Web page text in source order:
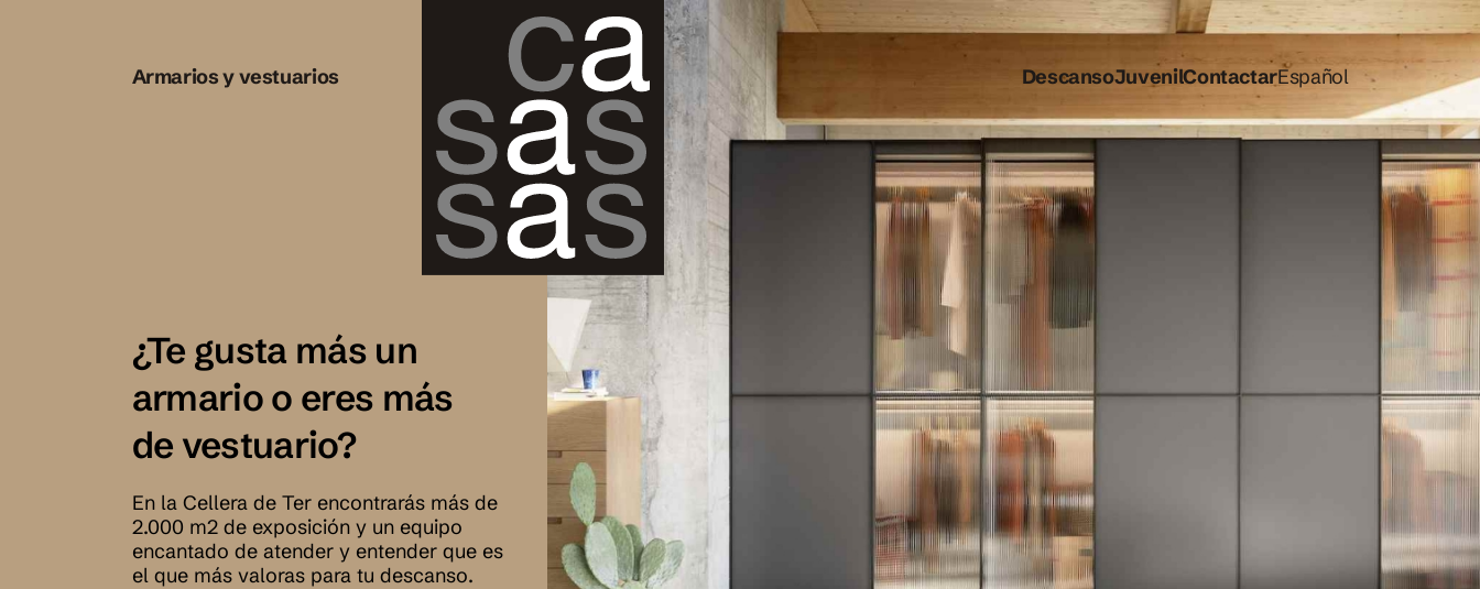
Armarios y vestuarios DescansoJuvenilContactarEspañol
¿Te gusta más un
armario o eres más
de vestuario?
En la Cellera de Ter encontrarás más de
2.000 m2 de exposición y un equipo
encantado de atender y entender que es
el que más valoras para tu descanso.